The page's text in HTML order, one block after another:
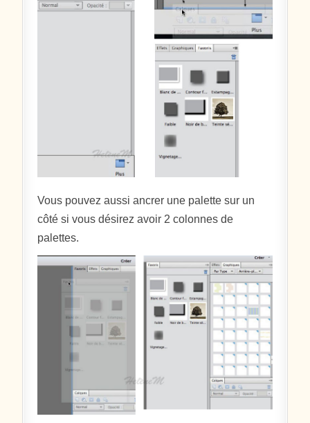
Vous pouvez aussi ancrer une palette sur un
côté si vous désirez avoir 2 colonnes de
palettes.